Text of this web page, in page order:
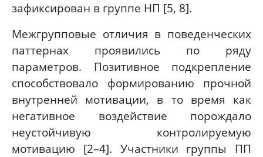
зафиксирован в группе НП [5, 8].
Межгрупповые отличия в поведенческих
паттернах проявились по ряду
параметров. Позитивное подкрепление
способствовало формированию прочной
внутренней мотивации, в то время как
негативное воздействие порождало
неустойчивую контролируемую
мотивацию [2–4]. Участники группы ПП